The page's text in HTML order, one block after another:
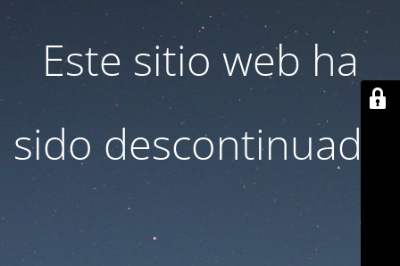
Este sitio web ha
sido descontinuado